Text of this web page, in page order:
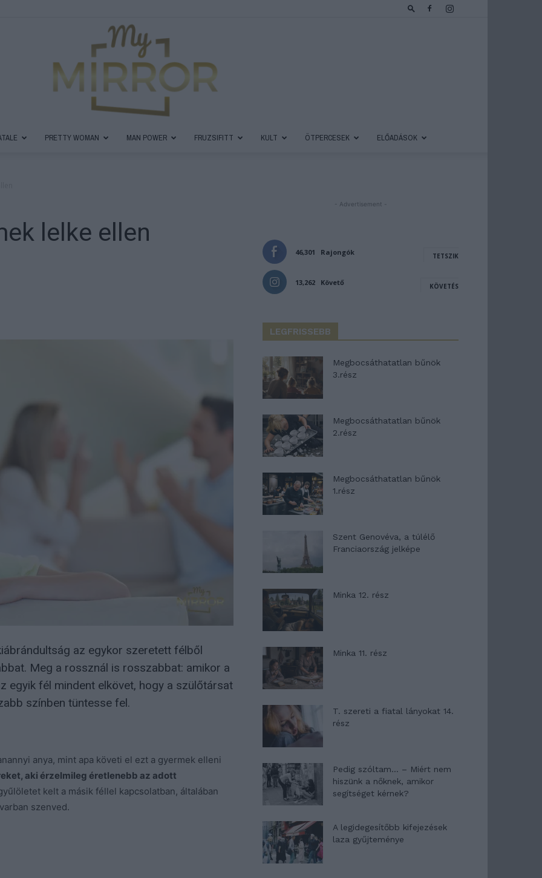
Magazin
PRETTY WOMAN MAN POWER FRUZSIFITT KULT ÖTPERCESEK ELŐADÁSOK
lelke ellen
az egykor szeretett félből
Meg a rossznál is rosszabbat: amikor a
egyik fél mindent elkövet, hogy a szülőtársat
színben tüntesse fel.
anya, mint apa követi el ezt a gyermek elleni
aki érzelmileg éretlenebb az adott
kelt a másik féllel kapcsolatban, általában
szenved.
- Advertisement -
46,301 Rajongók TETSZIK
13,262 Követő KÖVETÉS
LEGFRISSEBB
Megbocsáthatatlan bűnök
3.rész
Megbocsáthatatlan bűnök
2.rész
Megbocsáthatatlan bűnök
1.rész
Szent Genovéva, a túlélő
Franciaország jelképe
Minka 12. rész
Minka 11. rész
T. szereti a fiatal lányokat 14.
rész
Pedig szóltam… – Miért nem
hiszünk a nőknek, amikor
segítséget kérnek?
A legidegesítőbb kifejezések
laza gyűjteménye